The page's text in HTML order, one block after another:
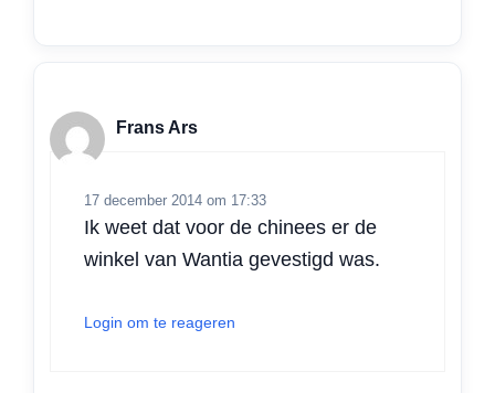
Frans Ars
17 december 2014 om 17:33
Ik weet dat voor de chinees er de
winkel van Wantia gevestigd was.
Login om te reageren